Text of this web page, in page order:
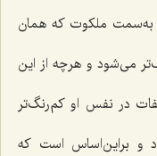
به‌سمت ملکوت که همان
مى‌شود و هرچه از این
در نفس او کم‌رنگ‌تر
و براین‌‌اساس است که